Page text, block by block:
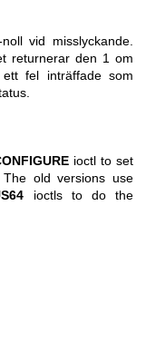
vid misslyckande.
returnerar den 1 om
fel inträffade som
ioctl to set
old versions use
ioctls to do the